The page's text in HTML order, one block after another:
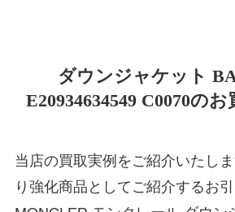
ダウンジャケット
E20934634549 C0070の
当店の買取実例をご紹介いたし
り強化商品としてご紹介するお